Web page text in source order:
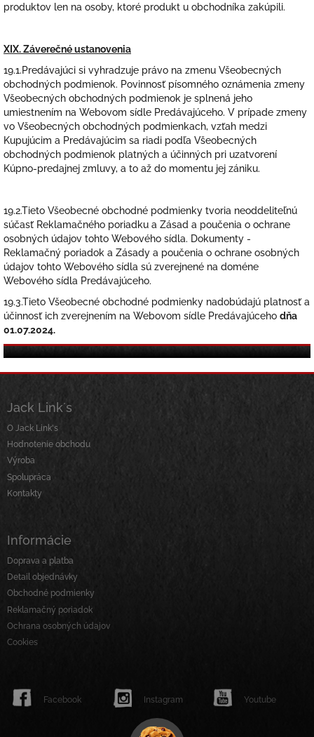
produktov len na osoby, ktoré produkt u obchodníka zakúpili.
XIX. Záverečné ustanovenia
19.1.Predávajúci si vyhradzuje právo na zmenu Všeobecných
obchodných podmienok. Povinnosť písomného oznámenia zmeny
Všeobecných obchodných podmienok je splnená jeho
umiestnením na Webovom sídle Predávajúceho. V prípade zmeny
vo Všeobecných obchodných podmienkach, vzťah medzi
Kupujúcim a Predávajúcim sa riadi podľa Všeobecných
obchodných podmienok platných a účinných pri uzatvorení
Kúpno-predajnej zmluvy, a to až do momentu jej zániku.
19.2.Tieto Všeobecné obchodné podmienky tvoria neoddeliteľnú
súčasť Reklamačného poriadku a Zásad a poučenia o ochrane
osobných údajov tohto Webového sídla. Dokumenty -
Reklamačný poriadok a Zásady a poučenia o ochrane osobných
údajov tohto Webového sídla sú zverejnené na doméne
Webového sídla Predávajúceho.
19.3.Tieto Všeobecné obchodné podmienky nadobúdajú platnosť a
účinnosť ich zverejnením na Webovom sídle Predávajúceho dňa
01.07.2024.
p
e
Jack Link´s
O Jack Link's
Hodnotenie obchodu
Výroba
Spolupráca
Kontakty
Informácie
Doprava a platba
Detail objednávky
Obchodné podmienky
Reklamačný poriadok
Ochrana osobných údajov
Cookies
Facebook Instagram Youtube